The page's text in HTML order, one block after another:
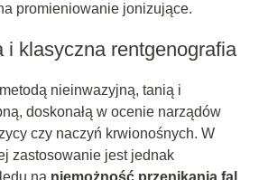
promieniowanie jonizujące.
i klasyczna rentgenografia
nieinwazyjną, tanią i
doskonałą w ocenie narządów
czy naczyń krwionośnych. W
zastosowanie jest jednak